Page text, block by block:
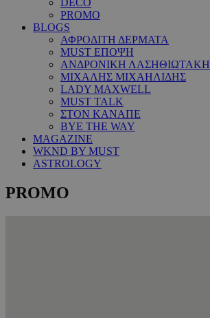
DECO
PROMO
BLOGS
ΑΦΡΟΔΙΤΗ ΔΕΡΜΑΤΑ
MUST ΕΠΟΨΗ
ΑΝΔΡΟΝΙΚΗ ΛΑΣΗΘΙΩΤΑΚΗ
ΜΙΧΑΛΗΣ ΜΙΧΑΗΛΙΔΗΣ
LADY MAXWELL
MUST TALK
ΣΤΟΝ ΚΑΝΑΠΕ
BYE THE WAY
MAGAZINE
WKND BY MUST
ASTROLOGY
PROMO